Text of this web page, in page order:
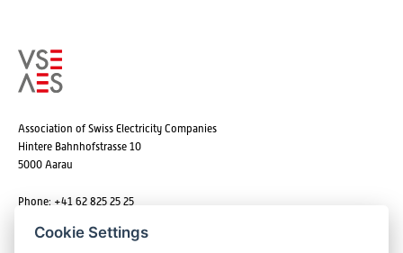
Association of Swiss Electricity Companies
Hintere Bahnhofstrasse 10
5000 Aarau
Phone: +41 62 825 25 25
Cookie Settings